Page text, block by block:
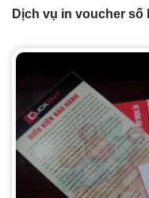
Dịch vụ in voucher